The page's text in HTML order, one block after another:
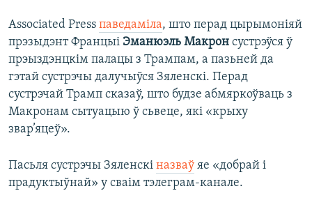
Associated Press паведаміла, што перад цырымоніяй
прэзыдэнт Францыі Эманюэль Макрон сустрэўся ў
прэыздэнцкім палацы з Трампам, а пазьней да
гэтай сустрэчы далучыўся Зяленскі. Перад
сустрэчай Трамп сказаў, што будзе абмяркоўваць з
Макронам сытуацыю ў сьвеце, які «крыху
звар’яцеў».
Пасьля сустрэчы Зяленскі назваў яе «добрай і
прадуктыўнай» у сваім тэлеграм-канале.